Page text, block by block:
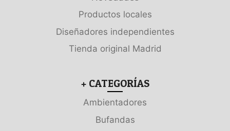
Productos locales
Diseñadores independientes
Tienda original Madrid
+ CATEGORÍAS
Ambientadores
Bufandas